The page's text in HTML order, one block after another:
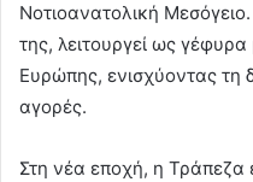
Νοτιοανατολική
της, λειτουργεί ως
Ευρώπης, ενισχύοντας τη
αγορές.
Στη νέα εποχή, η Τράπεζα